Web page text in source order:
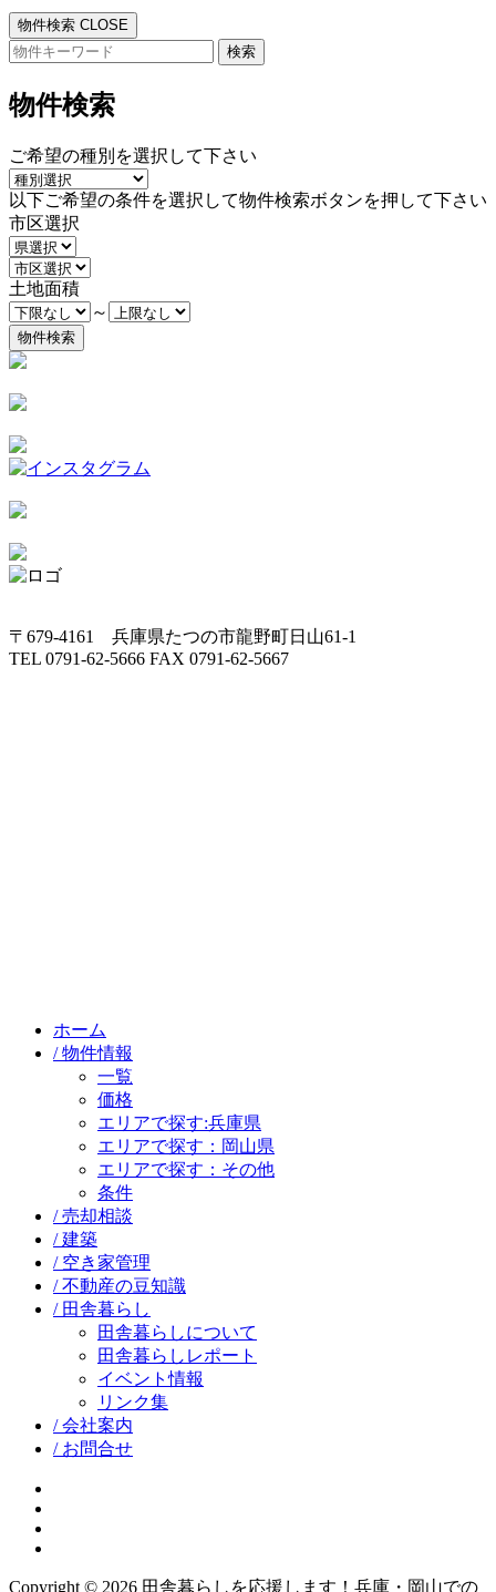
物件検索 CLOSE
検
物件検索
ご希望の種別を選択して下さい
以下ご希望の条件を選択して物件検索ボタンを押して下さい
市区選択
土地面積
～
〒679-4161 兵庫県たつの市龍野町日山61-1
TEL 0791-62-5666 FAX 0791-62-5667
ホーム
/ 物件情報
一覧
価格
エリアで探す:兵庫県
エリアで探す：岡山県
エリアで探す：その他
条件
/ 売却相談
/ 建築
/ 空き家管理
/ 不動産の豆知識
/ 田舎暮らし
田舎暮らしについて
田舎暮らしレポート
イベント情報
リンク集
/ 会社案内
/ お問合せ
Copyright © 2026 田舎暮らしを応援します！兵庫・岡山での